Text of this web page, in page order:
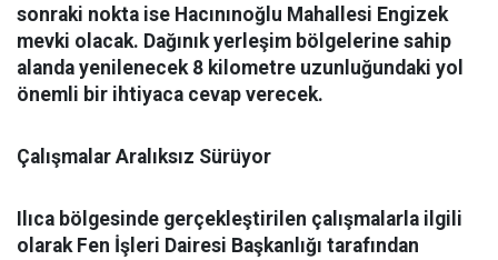
sonraki nokta ise Hacınınoğlu Mahallesi Engizek
mevki olacak. Dağınık yerleşim bölgelerine sahip
alanda yenilenecek 8 kilometre uzunluğundaki yol
önemli bir ihtiyaca cevap verecek.
Çalışmalar Aralıksız Sürüyor
Ilıca bölgesinde gerçekleştirilen çalışmalarla ilgili
olarak Fen İşleri Dairesi Başkanlığı tarafından